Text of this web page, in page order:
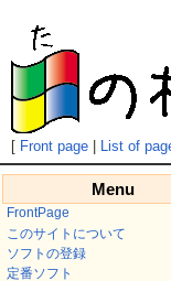
[ Front page| List of
Menu
FrontPage
このサイトについて
ソフトの登録
定番ソフト